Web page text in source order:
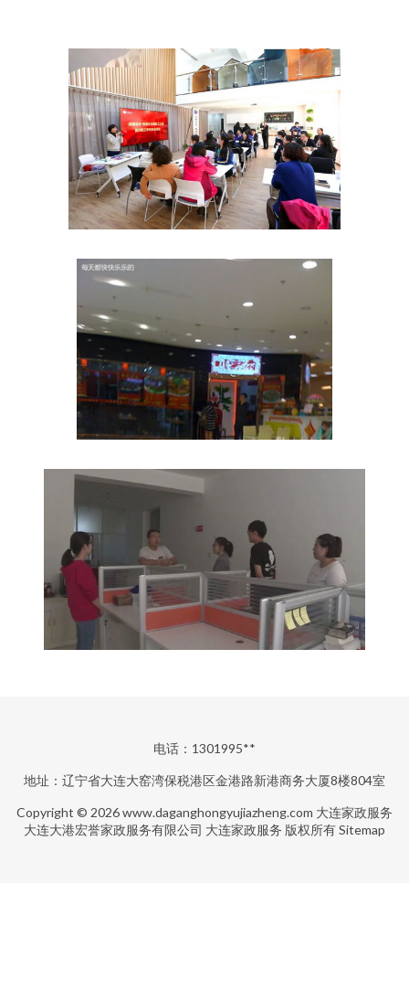
电话：1301995**
地址：辽宁省大连大窑湾保税港区金港路新港商务大厦8楼804室
Copyright © 2026www.daganghongyujiazheng.com 大连家政服务
大连大港宏誉家政服务有限公司 大连家政服务 版权所有Sitemap